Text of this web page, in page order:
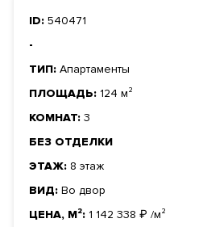
ID: 540471
-
ТИП: Апартаменты
ПЛОЩАДЬ: 124 м²
КОМНАТ: 3
БЕЗ ОТДЕЛКИ
ЭТАЖ: 8 этаж
ВИД: Во двор
ЦЕНА, М²: 1 142 338 ₽ /м²